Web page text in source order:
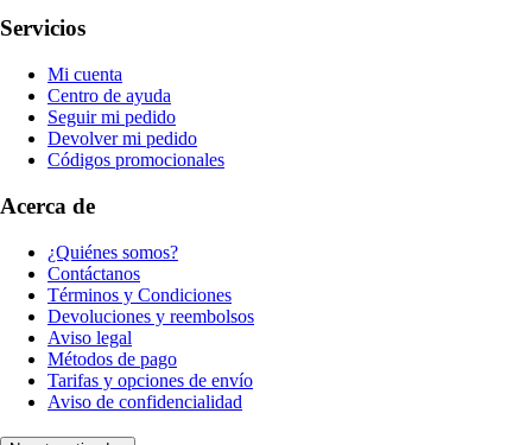
Servicios
Mi cuenta
Centro de ayuda
Seguir mi pedido
Devolver mi pedido
Códigos promocionales
Acerca de
¿Quiénes somos?
Contáctanos
Términos y Condiciones
Devoluciones y reembolsos
Aviso legal
Métodos de pago
Tarifas y opciones de envío
Aviso de confidencialidad